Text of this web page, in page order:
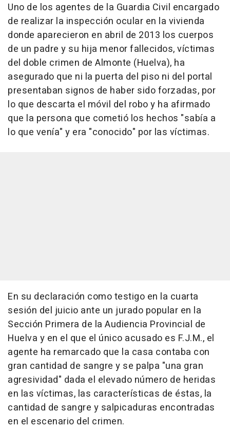
Uno de los agentes de la Guardia Civil encargado
de realizar la inspección ocular en la vivienda
donde aparecieron en abril de 2013 los cuerpos
de un padre y su hija menor fallecidos, víctimas
del doble crimen de Almonte (Huelva), ha
asegurado que ni la puerta del piso ni del portal
presentaban signos de haber sido forzadas, por
lo que descarta el móvil del robo y ha afirmado
que la persona que cometió los hechos "sabía a
lo que venía" y era "conocido" por las víctimas.
En su declaración como testigo en la cuarta
sesión del juicio ante un jurado popular en la
Sección Primera de la Audiencia Provincial de
Huelva y en el que el único acusado es F.J.M., el
agente ha remarcado que la casa contaba con
gran cantidad de sangre y se palpa "una gran
agresividad" dada el elevado número de heridas
en las víctimas, las características de éstas, la
cantidad de sangre y salpicaduras encontradas
en el escenario del crimen.